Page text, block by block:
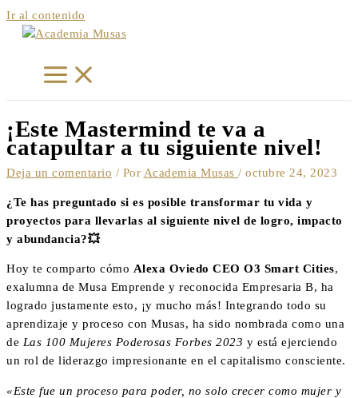
Ir al contenido
¡Este Mastermind te va a
catapultar a tu siguiente nivel!
Deja un comentario / Por Academia Musas / octubre 24, 2023
¿Te has preguntado si es posible transformar tu vida y
proyectos para llevarlas al siguiente nivel de logro, impacto
y abundancia?💥
Hoy te comparto cómo Alexa Oviedo CEO O3 Smart Cities,
exalumna de Musa Emprende y reconocida Empresaria B, ha
logrado justamente esto, ¡y mucho más! Integrando todo su
aprendizaje y proceso con Musas, ha sido nombrada como una
de Las 100 Mujeres Poderosas Forbes 2023 y está ejerciendo
un rol de liderazgo impresionante en el capitalismo consciente.
«Este fue un proceso para poder, no solo crecer como mujer y